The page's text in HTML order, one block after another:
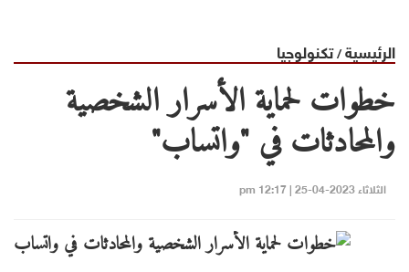
الرئيسية/تكنولوجيا
خطوات لحماية الأسرار الشخصية
والمحادثات في "واتساب"
الثلاثاء 2023-04-25 | 12:17 pm